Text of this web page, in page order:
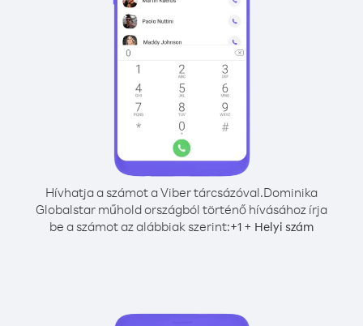
Hívhatja a számot a Viber tárcsázóval.Dominika
Globalstar műhold országból történő hívásához írja
be a számot az alábbiak szerint:+1 + Helyi szám